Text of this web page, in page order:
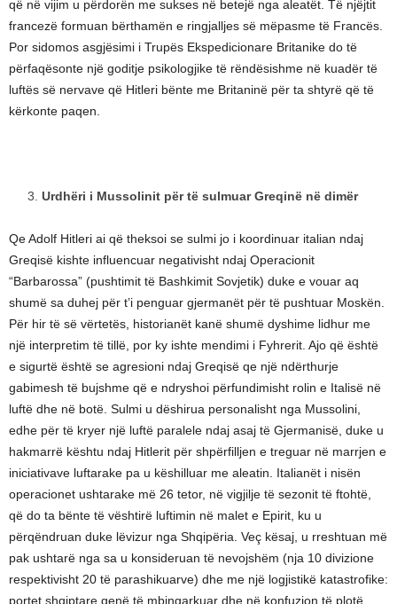
që në vijim u përdorën me sukses në betejë nga aleatët. Të njëjtit
francezë formuan bërthamën e ringjalljes së mëpasme të Francës.
Por sidomos asgjësimi i Trupës Ekspedicionare Britanike do të
përfaqësonte një goditje psikologjike të rëndësishme në kuadër të
luftës së nervave që Hitleri bënte me Britaninë për ta shtyrë që të
kërkonte paqen.
Urdhëri i Mussolinit për të sulmuar Greqinë në dimër
Qe Adolf Hitleri ai që theksoi se sulmi jo i koordinuar italian ndaj
Greqisë kishte influencuar negativisht ndaj Operacionit
“Barbarossa” (pushtimit të Bashkimit Sovjetik) duke e vouar aq
shumë sa duhej për t’i penguar gjermanët për të pushtuar Moskën.
Për hir të së vërtetës, historianët kanë shumë dyshime lidhur me
një interpretim të tillë, por ky ishte mendimi i Fyhrerit. Ajo që është
e sigurtë është se agresioni ndaj Greqisë qe një ndërthurje
gabimesh të bujshme që e ndryshoi përfundimisht rolin e Italisë në
luftë dhe në botë. Sulmi u dëshirua personalisht nga Mussolini,
edhe për të kryer një luftë paralele ndaj asaj të Gjermanisë, duke u
hakmarrë kështu ndaj Hitlerit për shpërfilljen e treguar në marrjen e
iniciativave luftarake pa u këshilluar me aleatin. Italianët i nisën
operacionet ushtarake më 26 tetor, në vigjilje të sezonit të ftohtë,
që do ta bënte të vështirë luftimin në malet e Epirit, ku u
përqëndruan duke lëvizur nga Shqipëria. Veç kësaj, u rreshtuan më
pak ushtarë nga sa u konsideruan të nevojshëm (nja 10 divizione
respektivisht 20 të parashikuarve) dhe me një logjistikë katastrofike:
portet shqiptare qenë të mbingarkuar dhe në konfuzion të plotë,